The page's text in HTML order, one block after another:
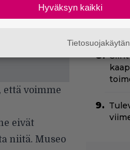
että voimme
eivät
niitä. Museo
Hyväksyn kaikki